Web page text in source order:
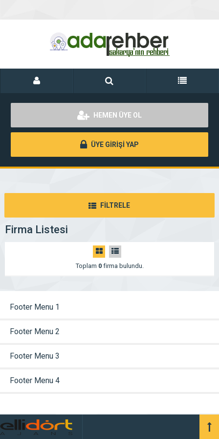
HEMEN ÜYE OL
ÜYE GİRİŞİ YAP
FİLTRELE
Firma Listesi
Toplam 0firma bulundu.
Footer Menu 1
Footer Menu 2
Footer Menu 3
Footer Menu 4